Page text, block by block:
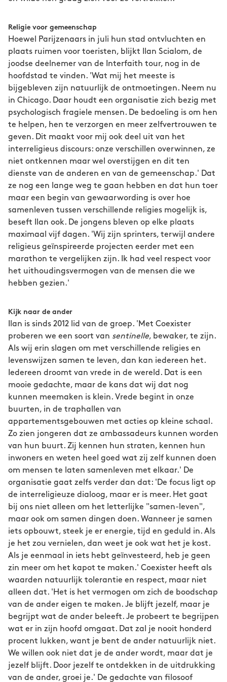
Religie voor gemeenschap
Hoewel Parijzenaars in juli hun stad ontvluchten en
plaats ruimen voor toeristen, blijkt Ilan Scialom, de
joodse deelnemer van de Interfaith tour, nog in de
hoofdstad te vinden. 'Wat mij het meeste is
bijgebleven zijn natuurlijk de ontmoetingen. Neem nu
in Chicago. Daar houdt een organisatie zich bezig met
psychologisch fragiele mensen. De bedoeling is om hen
te helpen, hen te verzorgen en meer zelfvertrouwen te
geven. Dit maakt voor mij ook deel uit van het
interreligieus discours: onze verschillen overwinnen, ze
niet ontkennen maar wel overstijgen en dit ten
dienste van de anderen en van de gemeenschap.' Dat
ze nog een lange weg te gaan hebben en dat hun toer
maar een begin van gewaarwording is over hoe
samenleven tussen verschillende religies mogelijk is,
beseft Ilan ook. De jongens bleven op elke plaats
maximaal vijf dagen. 'Wij zijn sprinters, terwijl andere
religieus geïnspireerde projecten eerder met een
marathon te vergelijken zijn. Ik had veel respect voor
het uithoudingsvermogen van de mensen die we
hebben gezien.'
Kijk naar de ander
Ilan is sinds 2012 lid van de groep. 'Met Coexister
proberen we een soort van sentinelle, bewaker, te zijn.
Als wij erin slagen om met verschillende religies en
levenswijzen samen te leven, dan kan iedereen het.
Iedereen droomt van vrede in de wereld. Dat is een
mooie gedachte, maar de kans dat wij dat nog
kunnen meemaken is klein. Vrede begint in onze
buurten, in de traphallen van
appartementsgebouwen met acties op kleine schaal.
Zo zien jongeren dat ze ambassadeurs kunnen worden
van hun buurt. Zij kennen hun straten, kennen hun
inwoners en weten heel goed wat zij zelf kunnen doen
om mensen te laten samenleven met elkaar.' De
organisatie gaat zelfs verder dan dat: 'De focus ligt op
de interreligieuze dialoog, maar er is meer. Het gaat
bij ons niet alleen om het letterlijke "samen-leven",
maar ook om samen dingen doen. Wanneer je samen
iets opbouwt, steek je er energie, tijd en geduld in. Als
je het zou vernielen, dan weet je ook wat het je kost.
Als je eenmaal in iets hebt geïnvesteerd, heb je geen
zin meer om het kapot te maken.' Coexister heeft als
waarden natuurlijk tolerantie en respect, maar niet
alleen dat. 'Het is het vermogen om zich de boodschap
van de ander eigen te maken. Je blijft jezelf, maar je
begrijpt wat de ander beleeft. Je probeert te begrijpen
wat er in zijn hoofd omgaat. Dat zal je nooit honderd
procent lukken, want je bent de ander natuurlijk niet.
We willen ook niet dat je de ander wordt, maar dat je
jezelf blijft. Door jezelf te ontdekken in de uitdrukking
van de ander, groei je.' De gedachte van filosoof